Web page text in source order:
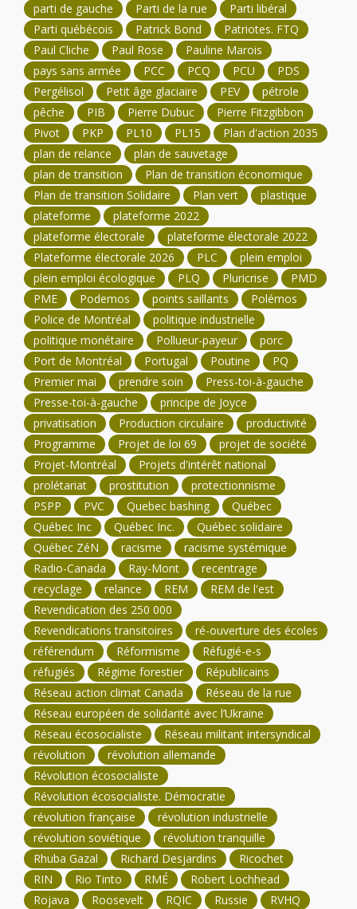
parti de gauche
Parti de la rue
Parti libéral
Parti québécois
Patrick Bond
Patriotes. FTQ
Paul Cliche
Paul Rose
Pauline Marois
pays sans armée
PCC PCQ PCU
PDS
Pergélisol
Petit âge glaciaire PEV
pétrole
pêche
PIB Pierre Dubuc
Pierre Fitzgibbon
Pivot
PKP PL10 PL15
Plan d'action 2035
plan de relance
plan de sauvetage
plan de transition
Plan de transition économique
Plan de transition Solidaire
Plan vert
plastique
plateforme
plateforme 2022
plateforme électorale
plateforme électorale 2022
Plateforme électorale 2026
PLC
plein emploi
plein emploi écologique
PLQ Pluricrise
PMD
PME
Podemos points saillants
Polémos
Police de Montréal
politique industrielle
politique monétaire
Pollueur-payeur
porc
Port de Montréal
Portugal Poutine
PQ
Premier mai
prendre soin
Press-toi-à-gauche
Presse-toi-à-gauche
principe de Joyce
privatisation
Production circulaire
productivité
Programme
Projet de loi 69
projet de société
Projet-Montréal
Projets d'intérêt national
prolétariat
prostitution
protectionnisme
PSPP
PVC Quebec bashing
Québec
Québec Inc
Québec Inc.
Québec solidaire
Québec ZéN
racisme
racisme systémique
Radio-Canada
Ray-Mont
recentrage
recyclage
relance REM
REM de l'est
Revendication des 250 000
Revendications transitoires
ré-ouverture des écoles
référendum
Réformisme
Réfugié-e-s
réfugiés
Régime forestier
Républicains
Réseau action climat Canada
Réseau de la rue
Réseau européen de solidarité avec l’Ukraine
Réseau écosocialiste
Réseau militant intersyndical
révolution
révolution allemande
Révolution écosocialiste
Révolution écosocialiste. Démocratie
révolution française
révolution industrielle
révolution soviétique
révolution tranquille
Rhuba Gazal
Richard Desjardins
Ricochet
RIN
Rio Tinto RMÉ
Robert Lochhead
Rojava
Roosevelt RQIC Russie
RVHQ